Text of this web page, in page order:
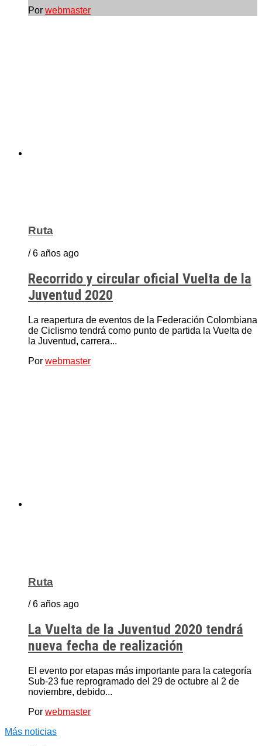
Por webmaster
Ruta
/ 6 años ago
Recorrido y circular oficial Vuelta de la
Juventud 2020
La reapertura de eventos de la Federación Colombiana
de Ciclismo tendrá como punto de partida la Vuelta de
la Juventud, carrera...
Por webmaster
Ruta
/ 6 años ago
La Vuelta de la Juventud 2020 tendrá
nueva fecha de realización
El evento por etapas más importante para la categoría
Sub-23 fue reprogramado del 29 de octubre al 2 de
noviembre, debido...
Por webmaster
Más noticias